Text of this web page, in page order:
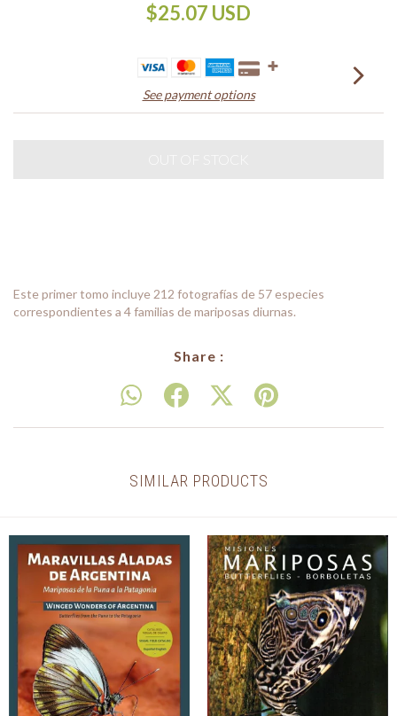
$25.07 USD
See payment options
Este primer tomo incluye 212 fotografías de 57 especies
correspondientes a 4 familias de mariposas diurnas.
Share :
SIMILAR PRODUCTS